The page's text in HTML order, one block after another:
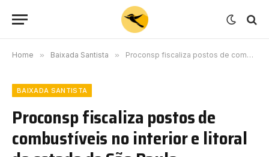
Home » Baixada Santista » Proconsp fiscaliza postos de combustíveis no interior e litoral do estado de São Paulo
BAIXADA SANTISTA
Proconsp fiscaliza postos de
combustíveis no interior e litoral